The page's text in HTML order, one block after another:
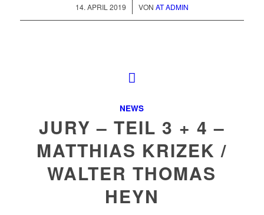
14. APRIL 2019
/ VON AT ADMIN
NEWS
JURY – TEIL 3 + 4 –
MATTHIAS KRIZEK /
WALTER THOMAS
HEYN